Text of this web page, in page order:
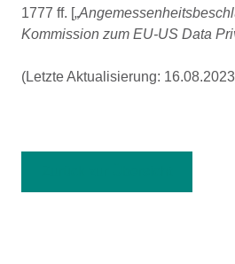
1777 ff. [„
Kommission zum EU-US Data
(Letzte Aktualisierung: